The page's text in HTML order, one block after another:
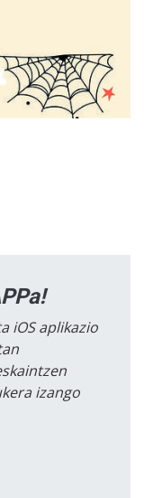
iOS aplikazio
izango